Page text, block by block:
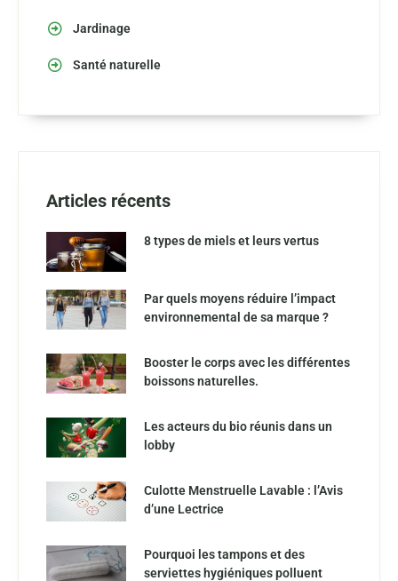
Jardinage
Santé naturelle
Articles récents
8 types de miels et leurs vertus
Par quels moyens réduire l’impact
environnemental de sa marque ?
Booster le corps avec les différentes
boissons naturelles.
Les acteurs du bio réunis dans un
lobby
Culotte Menstruelle Lavable : l’Avis
d’une Lectrice
Pourquoi les tampons et des
serviettes hygiéniques polluent